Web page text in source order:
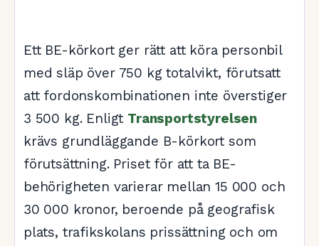
Ett BE-körkort ger rätt att köra personbil
med släp över 750 kg totalvikt, förutsatt
att fordonskombinationen inte överstiger
3 500 kg. Enligt Transportstyrelsen
krävs grundläggande B-körkort som
förutsättning. Priset för att ta BE-
behörigheten varierar mellan 15 000 och
30 000 kronor, beroende på geografisk
plats, trafikskolans prissättning och om